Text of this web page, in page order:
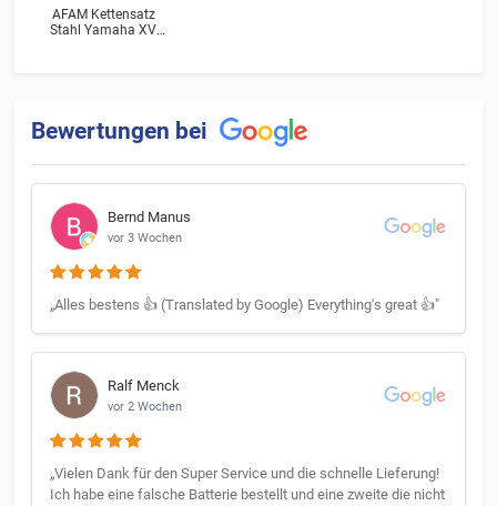
AFAM Kettensatz
Stahl Yamaha XV
Bewertungen bei
Bernd Manus
vor 3 Wochen
„Alles bestens 👍 (Translated by Google) Everything's great 👍"
Ralf Menck
vor 2 Wochen
„Vielen Dank für den Super Service und die schnelle Lieferung!
Ich habe eine falsche Batterie bestellt und eine zweite die nicht